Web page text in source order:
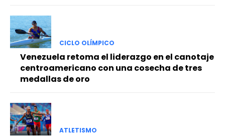
CICLO OLÍMPICO
Venezuela retoma el liderazgo en el canotaje
centroamericano con una cosecha de tres
medallas de oro
ATLETISMO